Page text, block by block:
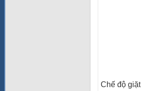
Chế độ giặt